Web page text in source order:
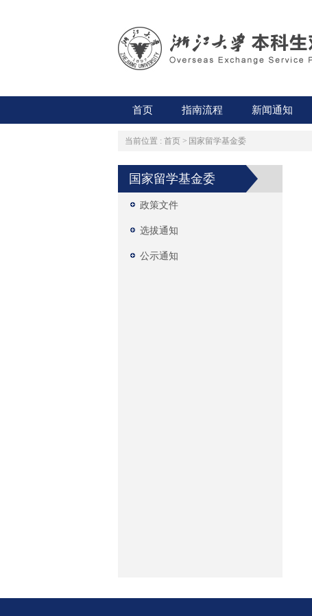
首页 指南流程 新闻通知
当前位置 : 首页 > 国家留学基金委
国家留学基金委
政策文件
选拔通知
公示通知